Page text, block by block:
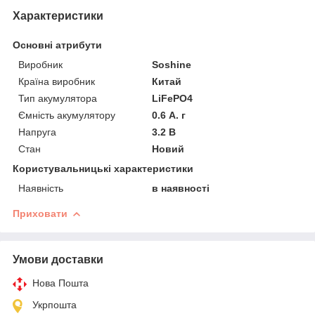
Характеристики
Основні атрибути
Виробник
Soshine
Країна виробник
Китай
Тип акумулятора
LiFePO4
Ємність акумулятору
0.6 А. г
Напруга
3.2 В
Стан
Новий
Користувальницькі характеристики
Наявність
в наявності
Приховати
Умови доставки
Нова Пошта
Укрпошта